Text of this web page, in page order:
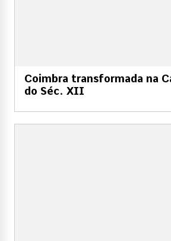
Coimbra transformada na
do Séc. XII